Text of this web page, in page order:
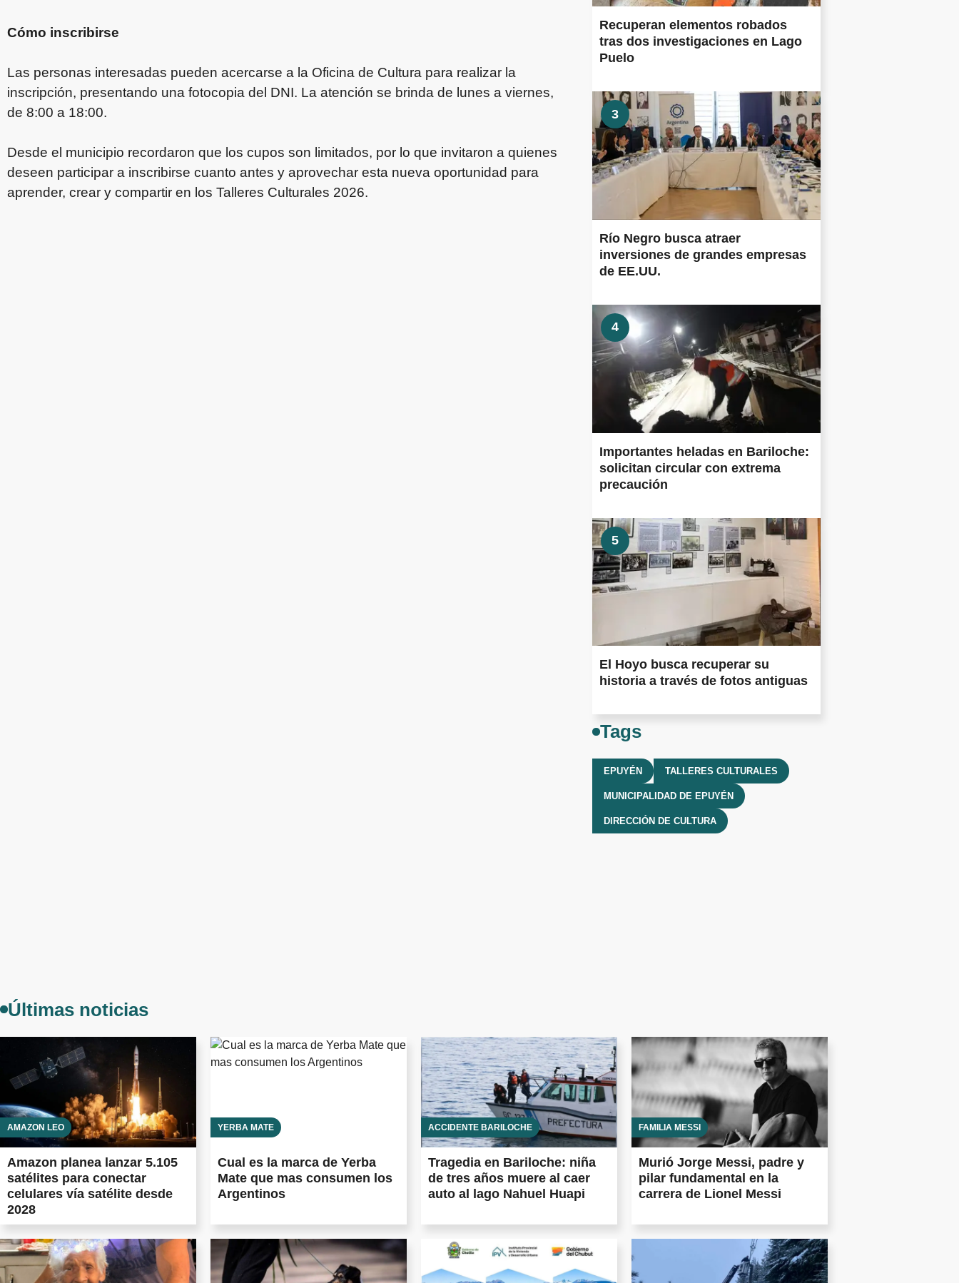
Cómo inscribirse
Las personas interesadas pueden acercarse a la Oficina de Cultura para realizar la
inscripción, presentando una fotocopia del DNI. La atención se brinda de lunes a viernes,
de 8:00 a 18:00.
Desde el municipio recordaron que los cupos son limitados, por lo que invitaron a quienes
deseen participar a inscribirse cuanto antes y aprovechar esta nueva oportunidad para
aprender, crear y compartir en los Talleres Culturales 2026.
Recuperan elementos robados
tras dos investigaciones en Lago
Puelo
3
Río Negro busca atraer
inversiones de grandes empresas
de EE.UU.
4
Importantes heladas en Bariloche:
solicitan circular con extrema
precaución
5
El Hoyo busca recuperar su
historia a través de fotos antiguas
Tags
EPUYÉN TALLERES CULTURALES
MUNICIPALIDAD DE EPUYÉN
DIRECCIÓN DE CULTURA
Últimas noticias
AMAZON LEO
Amazon planea lanzar 5.105
satélites para conectar
celulares vía satélite desde
2028
YERBA MATE
Cual es la marca de Yerba
Mate que mas consumen los
Argentinos
ACCIDENTE BARILOCHE
Tragedia en Bariloche: niña
de tres años muere al caer
auto al lago Nahuel Huapi
FAMILIA MESSI
Murió Jorge Messi, padre y
pilar fundamental en la
carrera de Lionel Messi